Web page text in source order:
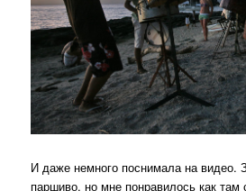
И даже немного поснимала на видео.
паршиво, но мне понравилось как там